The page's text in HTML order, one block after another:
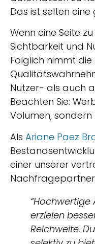
Das ist selten eine
Wenn eine Seite
Sichtbarkeit und
Folglich nimmt
Nutzer- als auch
Beachten Sie:
Volumen, sondern
Als Ariane Paez
einer unserer
erzielen
Reichweite.